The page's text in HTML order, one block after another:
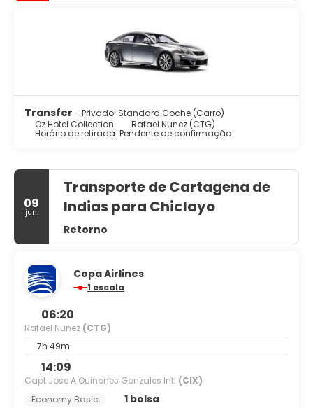
Transfer - Privado: Standard Coche (Carro)
Oz Hotel Collection
Rafael Nunez (CTG)
Horário de retirada: Pendente de confirmação
09
jun.
Transporte de Cartagena de
Indias para Chiclayo
Retorno
Copa Airlines
1 escala
06:20
Rafael Nunez (CTG)
7h 49m
14:09
Capt Jose A Quinones Gonzales Intl (CIX)
Economy Basic
1 bolsa